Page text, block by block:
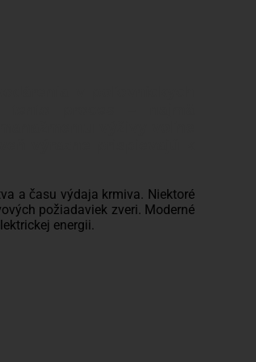
a času výdaja krmiva. Niektoré
požiadaviek zveri. Moderné
energii.